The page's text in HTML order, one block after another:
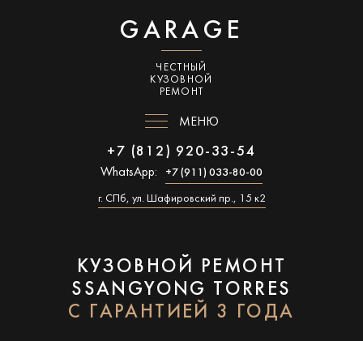
GARAGE
ЧЕСТНЫЙ
КУЗОВНОЙ
РЕМОНТ
МЕНЮ
+7 (812) 920-33-54
WhatsApp: +7 (911) 033-80-00
г. СПб, ул. Шафировский пр., 15 к2
КУЗОВНОЙ РЕМОНТ
SSANGYONG TORRES
С ГАРАНТИЕЙ 3 ГОДА